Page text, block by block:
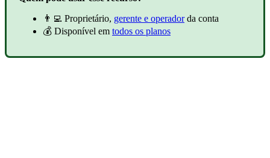
👨‍💻 Proprietário, gerente e operadorda conta
💰 Disponível em todos os planos